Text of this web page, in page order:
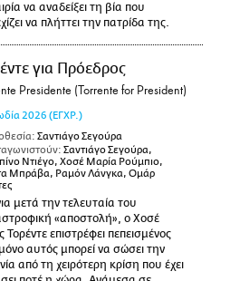
να αναδείξει τη βία που
να πλήττει την πατρίδα της.
για Πρόεδρος
Presidente (Torrente for President)
2026 (ΕΓΧΡ.)
Σαντιάγο Σεγούρα
Σαντιάγο Σεγούρα,
Ντιέγο, Χοσέ Μαρία Ρούμπιο,
Μπράβα, Ραμόν Λάνγκα, Ομάρ
μετά την τελευταία του
«αποστολή», ο Χοσέ
Τορέντε επιστρέφει πεπεισμένος
αυτός μπορεί να σώσει την
από τη χειρότερη κρίση που έχει